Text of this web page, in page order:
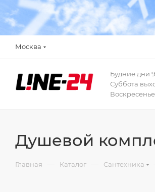
Москва
Будние дни
Суббота
Душевой
Главная — Каталог — Сантехника